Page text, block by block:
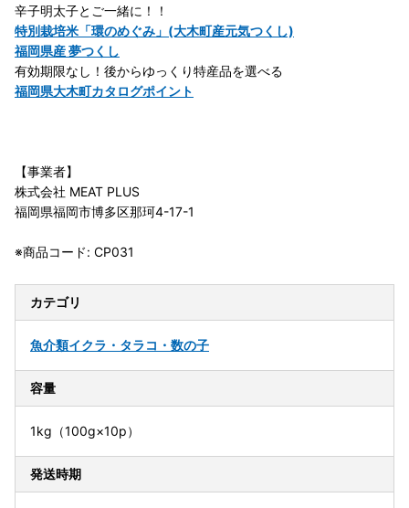
辛子明太子とご一緒に！！
特別栽培米「環のめぐみ」(大木町産元気つくし)
福岡県産 夢つくし
有効期限なし！後からゆっくり特産品を選べる
福岡県大木町カタログポイント
【事業者】
株式会社 MEAT PLUS
福岡県福岡市博多区那珂4-17-1
※商品コード: CP031
カテゴリ
魚介類イクラ・タラコ・数の子
容量
1kg（100g×10p）
発送時期